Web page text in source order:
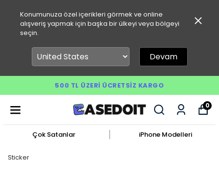
Konumunuza özel içerikleri görmek ve online
alışveriş yapmak için başka bir ülkeyi veya bölgeyi
seçin.
Devam
500 TL ÜZERI ÜCRETSIZ KARGO
0
Çok Satanlar iPhone Modelleri
Sticker